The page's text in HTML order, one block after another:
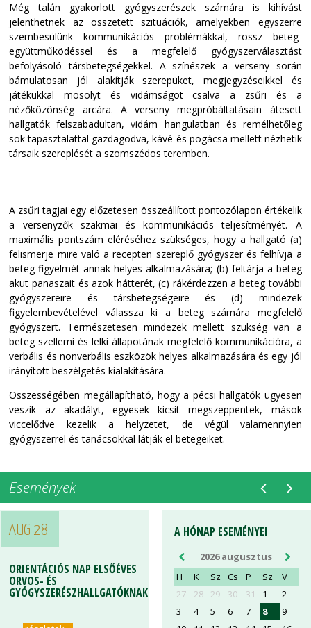
Még talán gyakorlott gyógyszerészek számára is kihívást
jelenthetnek az összetett szituációk, amelyekben egyszerre
szembesülünk kommunikációs problémákkal, rossz beteg-
együttműködéssel és a megfelelő gyógyszerválasztást
befolyásoló társbetegségekkel. A színészek a verseny során
bámulatosan jól alakítják szerepüket, megjegyzéseikkel és
játékukkal mosolyt és vidámságot csalva a zsűri és a
nézőközönség arcára. A verseny megpróbáltatásain átesett
hallgatók felszabadultan, vidám hangulatban és remélhetőleg
sok tapasztalattal gazdagodva, kávé és pogácsa mellett nézhetik
társaik szereplését a szomszédos teremben.
A zsűri tagjai egy előzetesen összeállított pontozólapon értékelik
a versenyzők szakmai és kommunikációs teljesítményét. A
maximális pontszám eléréséhez szükséges, hogy a hallgató (a)
felismerje mire való a recepten szereplő gyógyszer és felhívja a
beteg figyelmét annak helyes alkalmazására; (b) feltárja a beteg
akut panaszait és azok hátterét, (c) rákérdezzen a beteg további
gyógyszereire és társbetegségeire és (d) mindezek
figyelembevételével válassza ki a beteg számára megfelelő
gyógyszert. Természetesen mindezek mellett szükség van a
beteg szellemi és lelki állapotának megfelelő kommunikációra, a
verbális és nonverbális eszközök helyes alkalmazására és egy jól
irányított beszélgetés kialakítására.
Összességében megállapítható, hogy a pécsi hallgatók ügyesen
veszik az akadályt, egyesek kicsit megszeppentek, mások
viccelődve kezelik a helyzetet, de végül valamennyien
gyógyszerrel és tanácsokkal látják el betegeiket.
Események
A HÓNAP ESEMÉNYEI
2026 augusztus
H
K Sz Cs P Sz
V
27
28 29 30 31 1
2
3
4 5 6 7 8
9
AUG 28
ORIENTÁCIÓS NAP ELSŐÉVES
ORVOS- ÉS
GYÓGYSZERÉSZHALLGATÓKNAK
AUG 28
ORIENTÁCIÓS NAP ELSŐÉVES
ORVOS- ÉS
GYÓGYSZERÉSZHALLGATÓKNAK